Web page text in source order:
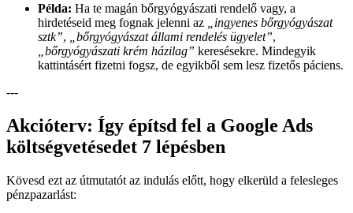
Példa: Ha te magán bőrgyógyászati rendelő vagy, a
hirdetéseid meg fognak jelenni az
„ingyenes bőrgyógyászat
sztk”, „bőrgyógyászat állami rendelés ügyelet”,
„bőrgyógyászati krém házilag” keresésekre. Mindegyik
kattintásért fizetni fogsz, de egyikből sem lesz fizetős páciens.
---
Akcióterv: Így építsd fel a Google Ads
költségvetésedet 7 lépésben
Kövesd ezt az útmutatót az indulás előtt, hogy elkerüld a felesleges
pénzpazarlást: